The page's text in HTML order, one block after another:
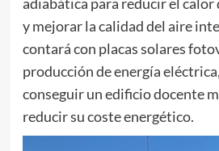
y mejorar la calidad del aire
contará con placas solares
producción de energía
conseguir un edificio docente
reducir su coste energético.